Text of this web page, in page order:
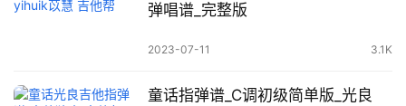
弹唱谱_完整版
2023-07-11 3.1K
童话指弹谱_C调初级简单版_光良